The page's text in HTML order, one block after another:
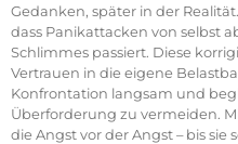
Gedanken, später in der
dass Panikattacken von selbst
Schlimmes passiert. Diese
Vertrauen in die eigene
Konfrontation langsam und
Überforderung zu vermeiden.
die Angst vor der Angst – bis sie